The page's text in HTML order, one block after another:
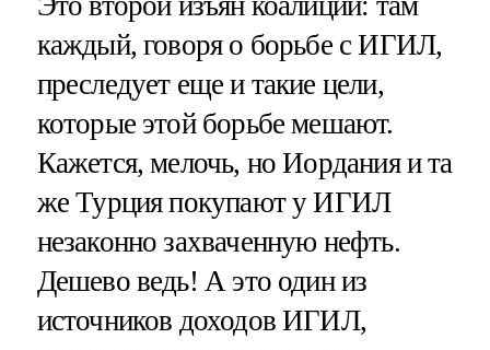
каждый, говоря о борьбе с ИГИЛ,
преследует еще и такие цели,
которые этой борьбе мешают.
Кажется, мелочь, но Иордания и та
же Турция покупают у ИГИЛ
незаконно захваченную нефть.
Дешево ведь! А это один из
источников доходов ИГИЛ,